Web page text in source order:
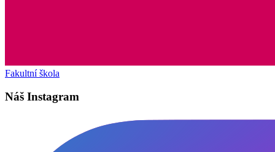
Fakultní škola
Náš Instagram